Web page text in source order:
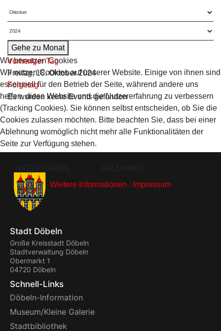
Gehe zu Monat
Vorheriger Tag
Freitag, 18. Oktober 2024
Folgetag
Es wurden keine Events gefunden
Stadt Döbeln
Große Kreisstadt Döbeln
Stadtverwaltung Döbeln
Obermarkt 1
04720 Döbeln
Schnell-Links
Döbeln-Information
Museum/Kleine Galerie
Stadtbibliothek
Wir benutzen Cookies
Wir nutzen Cookies auf unserer Website. Einige von ihnen sind
essenziell für den Betrieb der Seite, während andere uns
helfen, diese Website und die Nutzererfahrung zu verbessern
(Tracking Cookies). Sie können selbst entscheiden, ob Sie die
Cookies zulassen möchten. Bitte beachten Sie, dass bei einer
Ablehnung womöglich nicht mehr alle Funktionalitäten der
Seite zur Verfügung stehen.
Weitere Informationen Impressum